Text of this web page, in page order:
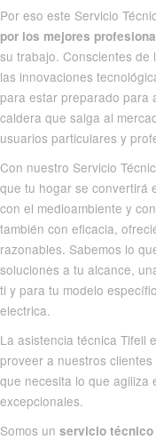
Por eso este Servicio
por los mejores
su trabajo. Conscientes
las innovaciones
para estar preparado para
caldera que salga al
usuarios particulares y
Con nuestro Servicio
que tu hogar se convertirá
con el medioambiente y
también con eficacia,
razonables. Sabemos lo
soluciones a tu alcance,
ti y para tu modelo
electrica.
La asistencia técnica Tifell
proveer a nuestros
que necesita lo que agiliza
excepcionales.
Somos un servicio